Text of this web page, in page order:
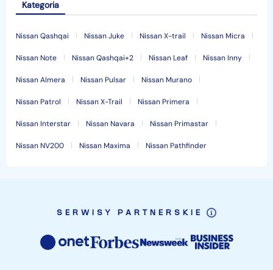
Kategoria
Nissan Qashqai Nissan Juke Nissan X-trail Nissan Micra
Nissan Note Nissan Qashqai+2 Nissan Leaf Nissan Inny
Nissan Almera Nissan Pulsar Nissan Murano
Nissan Patrol Nissan X-Trail Nissan Primera
Nissan Interstar Nissan Navara Nissan Primastar
Nissan NV200 Nissan Maxima Nissan Pathfinder
SERWISY PARTNERSKIE